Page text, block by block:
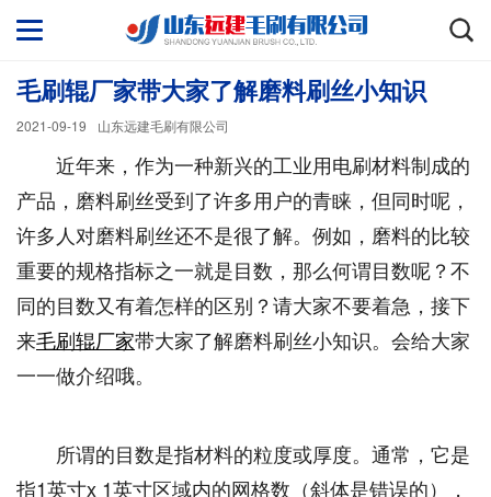
毛刷辊厂家带大家了解磨料刷丝小知识
2021-09-19 山东远建毛刷有限公司
近年来，作为一种新兴的工业用电刷材料制成的
产品，磨料刷丝受到了许多用户的青睐，但同时呢，
许多人对磨料刷丝还不是很了解。例如，磨料的比较
重要的规格指标之一就是目数，那么何谓目数呢？不
同的目数又有着怎样的区别？请大家不要着急，接下
来毛刷辊厂家带大家了解磨料刷丝小知识。会给大家
一一做介绍哦。
所谓的目数是指材料的粒度或厚度。通常，它是
指1英寸x 1英寸区域内的网格数（斜体是错误的），